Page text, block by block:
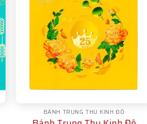
BÁNH TRUNG THU KINH ĐÔ